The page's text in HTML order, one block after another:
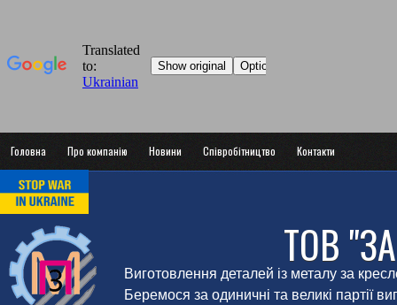
Головна Про компанію Новини Співробітництво Контакти
ТОВ
Виготовлення деталей із металу за
Беремося за одиничні та великі партії